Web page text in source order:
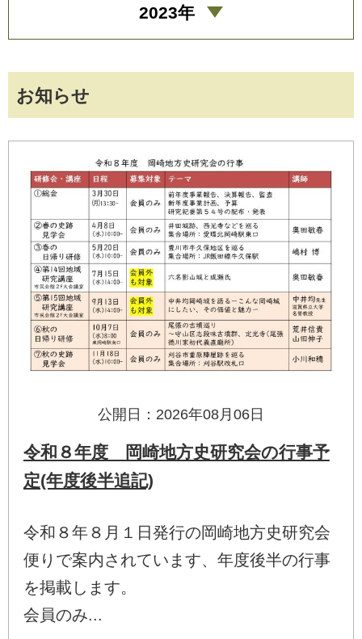
お知らせ
公開日：2026年08月06日
令和８年度 岡崎地方史研究会の行事予
定(年度後半追記)
令和８年８月１日発行の岡崎地方史研究会
便りで案内されています、年度後半の行事
を掲載します。
会員のみ...
2023年